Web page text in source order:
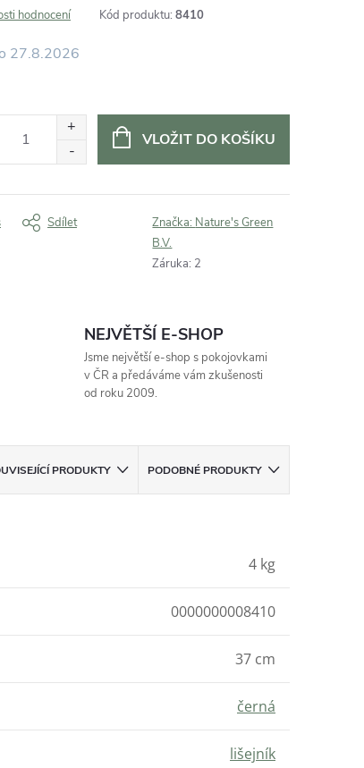
hodnocení Kód produktu: 8410
27.8.2026
VLOŽIT DO KOŠÍKU
Sdílet Značka: Nature's Green
B.V.
Záruka: 2
NEJVĚTŠÍ E-SHOP
Jsme největší e-shop s pokojovkami
v ČR a předáváme vám zkušenosti
od roku 2009.
PRODUKTY PODOBNÉ PRODUKTY
4 kg
0000000008410
37 cm
černá
lišejník